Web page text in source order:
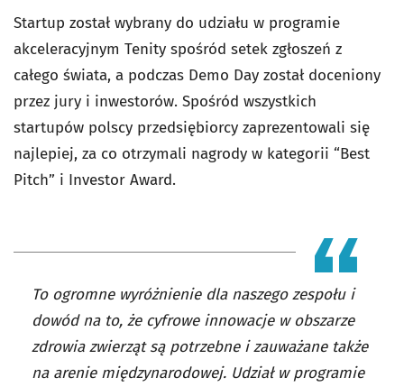
Startup został wybrany do udziału w programie
akceleracyjnym Tenity spośród setek zgłoszeń z
całego świata, a podczas Demo Day został doceniony
przez jury i inwestorów. Spośród wszystkich
startupów polscy przedsiębiorcy zaprezentowali się
najlepiej, za co otrzymali nagrody w kategorii “Best
Pitch” i Investor Award.
To ogromne wyróżnienie dla naszego zespołu i
dowód na to, że cyfrowe innowacje w obszarze
zdrowia zwierząt są potrzebne i zauważane także
na arenie międzynarodowej. Udział w programie